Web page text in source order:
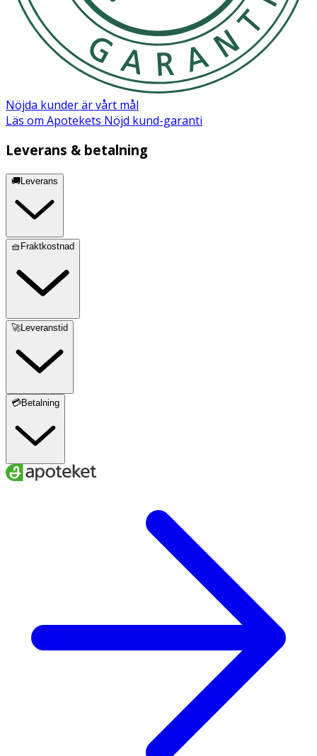
Nöjda kunder är vårt mål
Läs om Apotekets Nöjd kund-garanti
Leverans & betalning
🚚Leverans
🧺Fraktkostnad
🚀Leveranstid
💳Betalning